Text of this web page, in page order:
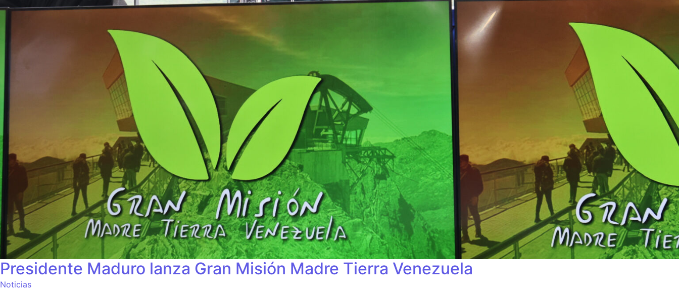
Presidente Maduro lanza Gran Misión Madre Tierra Venezuela
Noticias